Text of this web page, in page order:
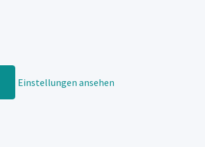
Einstellungen ansehen